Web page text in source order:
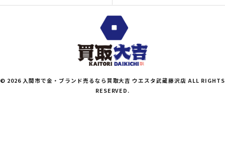
© 2026 入間市で金・ブランド売るなら買取大吉 ウエスタ武蔵藤沢店 ALL RIGHTS
RESERVED.